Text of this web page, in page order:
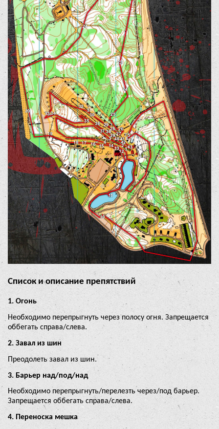
Список и описание препятствий
1. Огонь
Необходимо перепрыгнуть через полосу огня. Запрещается
оббегать справа/слева.
2. Завал из шин
Преодолеть завал из шин.
3. Барьер над/под/над
Необходимо перепрыгнуть/перелезть через/под барьер.
Запрещается оббегать справа/слева.
4. Переноска мешка